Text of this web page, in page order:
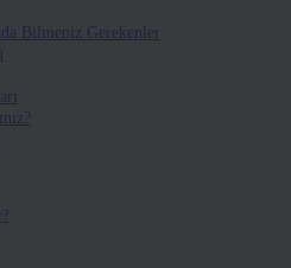
Bilmeniz Gerekenler